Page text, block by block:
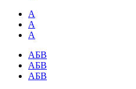
А
А
А
АБВ
АБВ
АБВ